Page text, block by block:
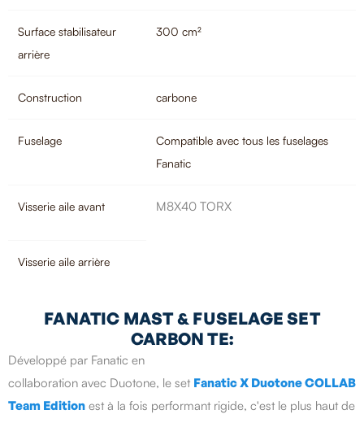
Surface stabilisateur
arrière
300 cm²
Construction carbone
Fuselage
Compatible avec tous les fuselages
Fanatic
Visserie aile avant M8X40 TORX
Visserie aile arrière
FANATIC MAST & FUSELAGE SET
CARBON TE:
Développé par Fanatic en
collaboration avec Duotone, le set Fanatic X Duotone COLLAB
Team Edition est à la fois performant rigide, c'est le plus haut de